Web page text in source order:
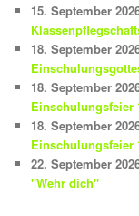
15. September
18. September
18. September
Einschulungsfeier
18. September
Einschulungsfeier
22. September
"Wehr dich"